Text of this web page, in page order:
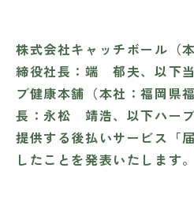
株式会社キャッチボール（
締役社長：端 郁夫、以下
ブ健康本舗（本社：福岡県
長：永松 靖浩、以下ハー
提供する後払いサービス「
したことを発表いたします。